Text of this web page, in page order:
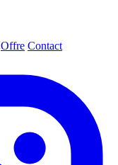
Offre Contact